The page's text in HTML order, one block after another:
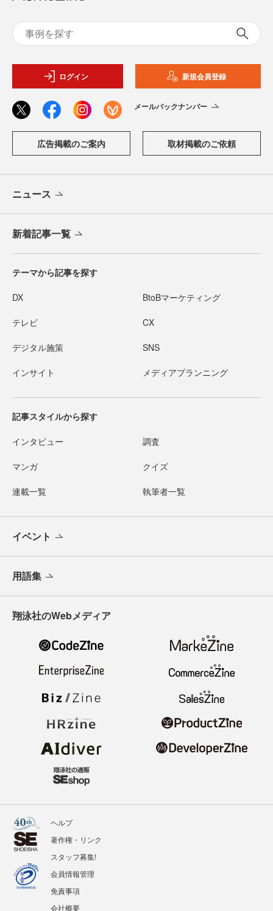
ログイン 新規会員登録
メールバックナンバー
広告掲載のご案内 取材掲載のご依頼
ニュース
新着記事一覧
テーマから記事を探す
DX BtoBマーケティング
テレビ CX
デジタル施策 SNS
インサイト メディアプランニング
記事スタイルから探す
インタビュー 調査
マンガ クイズ
連載一覧 執筆者一覧
イベント
用語集
翔泳社のWebメディア
ヘルプ
著作権・リンク
スタッフ募集!
会員情報管理
免責事項
会社概要